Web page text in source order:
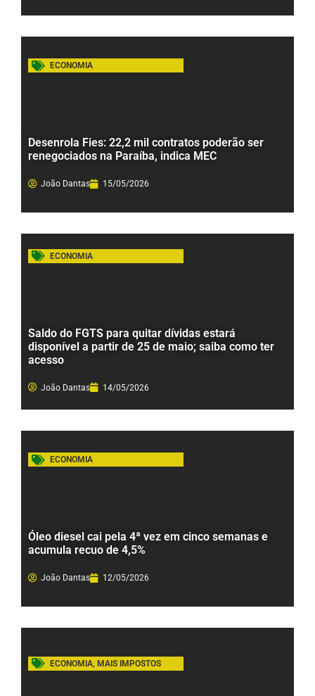
ECONOMIA
Desenrola Fies: 22,2 mil contratos poderão ser
renegociados na Paraíba, indica MEC
João Dantas 15/05/2026
ECONOMIA
Saldo do FGTS para quitar dívidas estará
disponível a partir de 25 de maio; saiba como ter
acesso
João Dantas 14/05/2026
ECONOMIA
Óleo diesel cai pela 4ª vez em cinco semanas e
acumula recuo de 4,5%
João Dantas 12/05/2026
ECONOMIA MAIS IMPOSTOS